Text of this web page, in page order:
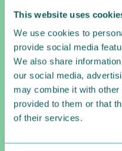
This website uses
We use cookies to
provide social media
We also share
our social media,
may combine it with other
provided to them or that
of their services.
1949